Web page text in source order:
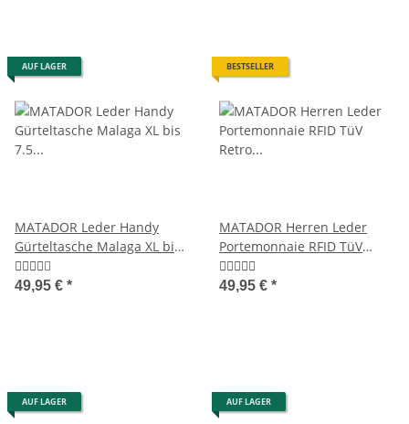
AUF LAGER
MATADOR Leder Handy
Gürteltasche Malaga XL bis
7.5 Zoll 5 Farben
49,95 € *
BESTSELLER
MATADOR Herren Leder
Portemonnaie RFID TüV
Retro Klassisch
49,95 € *
AUF LAGER AUF LAGER